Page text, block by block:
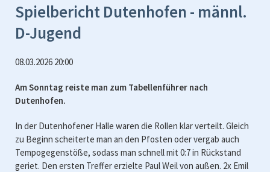
Spielbericht Dutenhofen - männl.
D-Jugend
08.03.2026 20:00
Am Sonntag reiste man zum Tabellenführer nach
Dutenhofen.
In der Dutenhofener Halle waren die Rollen klar verteilt. Gleich
zu Beginn scheiterte man an den Pfosten oder vergab auch
Tempogegenstöße, sodass man schnell mit 0:7 in Rückstand
geriet. Den ersten Treffer erzielte Paul Weil von außen. 2x Emil